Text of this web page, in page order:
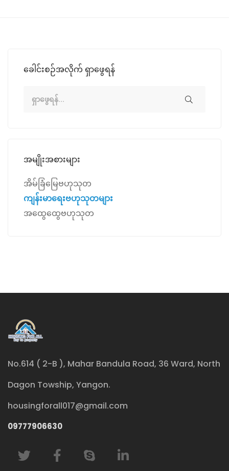
ခေါင်းစဉ်အလိုက် ရှာဖွေရန်
အမျိုးအစားများ
အိမ်ခြံမြေဗဟုသုတ
ကျန်းမာရေးဗဟုသုတများ
အထွေထွေဗဟုသုတ
No.614 ( 2-B ), Mahar Bandula Road, 36 Ward, North
Dagon Towship, Yangon.
housingforall017@gmail.com
09777906630